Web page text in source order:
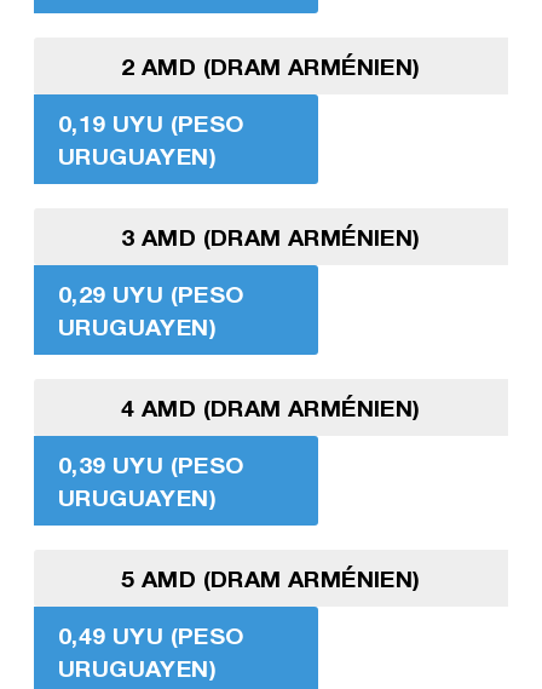
2 AMD (DRAM ARMÉNIEN)
0,19 UYU (PESO
URUGUAYEN)
3 AMD (DRAM ARMÉNIEN)
0,29 UYU (PESO
URUGUAYEN)
4 AMD (DRAM ARMÉNIEN)
0,39 UYU (PESO
URUGUAYEN)
5 AMD (DRAM ARMÉNIEN)
0,49 UYU (PESO
URUGUAYEN)